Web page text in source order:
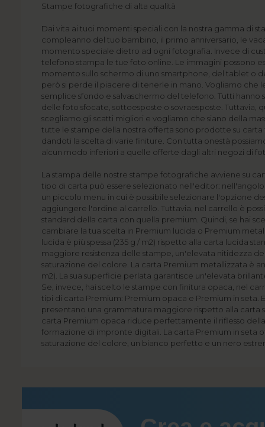
Stampe fotografiche di alta qualità
Dai vita ai tuoi momenti speciali con la nostra gamma di
compleanno del tuo bambino, il primo anniversario, le
momento speciale dietro ad ogni fotografia. Invece di
telefono stampa le tue foto online. Le immagini possono
momento sullo schermo di uno smartphone, del tablet o
però si perde il piacere di tenerle in mano. Vogliamo che
semplice sfondo e salvaschermo del telefono. Tutti hanno
delle foto sfocate, sottoesposte o sovraesposte. Tuttavia,
scegliamo gli scatti migliori e vogliamo che siano della
tutte le stampe della nostra offerta sono prodotte su carta
dandoti la scelta di varie finiture. Con tutta onestà
alcun modo inferiori a quelle offerte dagli altri negozi di
La stampa delle nostre stampe fotografiche avviene su
tipo di carta può essere selezionato nell'editor: nell'angolo
un piccolo menu in cui è possibile selezionare l'opzione
aggiungere l'ordine al carrello. Tuttavia, nel carrello è
standard della carta con quella premium. Quindi, se hai
cambiare la tua scelta in Premium lucida o Premium
lucida è più spessa (235 g / m2) rispetto alla carta lucida
maggiore resistenza delle stampe, un'elevata nitidezza
saturazione del colore. La carta Premium metallizzata è
m2). La sua superficie perlata garantisce un'elevata
Se, invece, hai scelto le stampe con finitura opaca, nel
tipi di carta Premium: Premium opaca e Premium in seta.
presentano una grammatura maggiore rispetto alla carta
carta Premium opaca riduce perfettamente il riflesso
formazione di impronte digitali. La carta Premium in seta
saturazione del colore, un bianco perfetto e un nero